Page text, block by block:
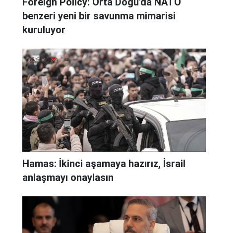
benzeri yeni bir savunma mimarisi
kuruluyor
Hamas: İkinci aşamaya hazırız, İsrail
anlaşmayı onaylasın